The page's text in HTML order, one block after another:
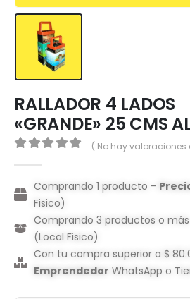
RALLADOR 4 LADOS
«GRANDE» 25 CMS
( No hay valoraciones
Comprando 1 producto -
Fisico)
Comprando 3 productos o
(Local Fisico)
Con tu compra superior a $
Emprendedor WhatsApp o